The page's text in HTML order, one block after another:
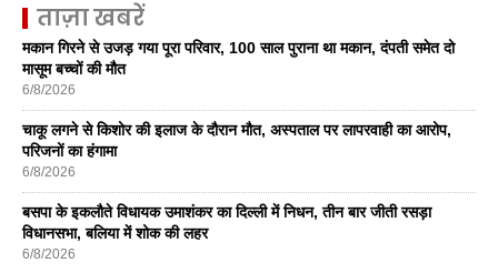
ताज़ा खबरें
मकान गिरने से उजड़ गया पूरा परिवार, 100 साल पुराना था मकान, दंपती समेत दो
मासूम बच्चों की मौत
6/8/2026
चाकू लगने से किशोर की इलाज के दौरान मौत, अस्पताल पर लापरवाही का आरोप,
परिजनों का हंगामा
6/8/2026
बसपा के इकलाैते विधायक उमाशंकर का दिल्ली में निधन, तीन बार जीती रसड़ा
विधानसभा, बलिया में शोक की लहर
6/8/2026